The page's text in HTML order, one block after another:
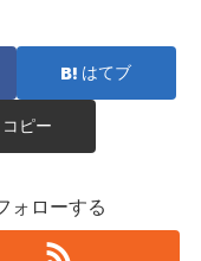
はてブ
コピー
ォローする